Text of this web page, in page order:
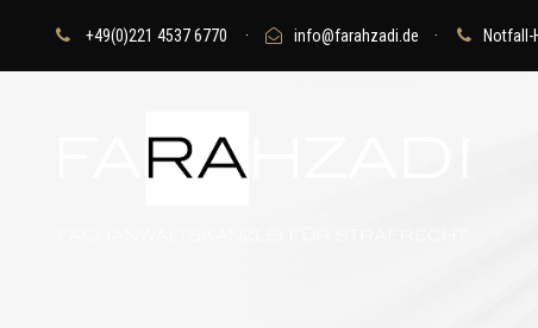
+49(0)221 4537 6770 · info@farahzadi.de · Notfall-